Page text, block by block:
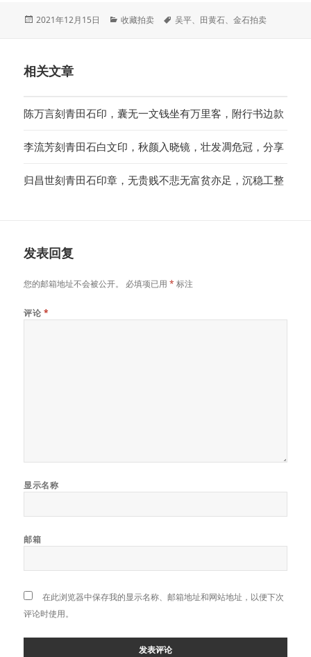
发
2021年12月15日
分
收藏拍卖
标
吴平、 田黄石、金石拍卖
相关文章
陈万言刻青田石印，囊无一文钱坐有万里客，附行书边款
李流芳刻青田石白文印，秋颜入晓镜，壮发凋危冠，分享
归昌世刻青田石印章，无贵贱不悲无富贫亦足，沉稳工整
发表回复
您的邮箱地址不会被公开。 必填项已用* 标注
评论 *
显示名称
邮箱
在此浏览器中保存我的显示名称、邮箱地址和网站地址，以便下次
评论时使用。